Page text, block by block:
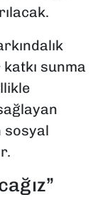
sunma
sosyal